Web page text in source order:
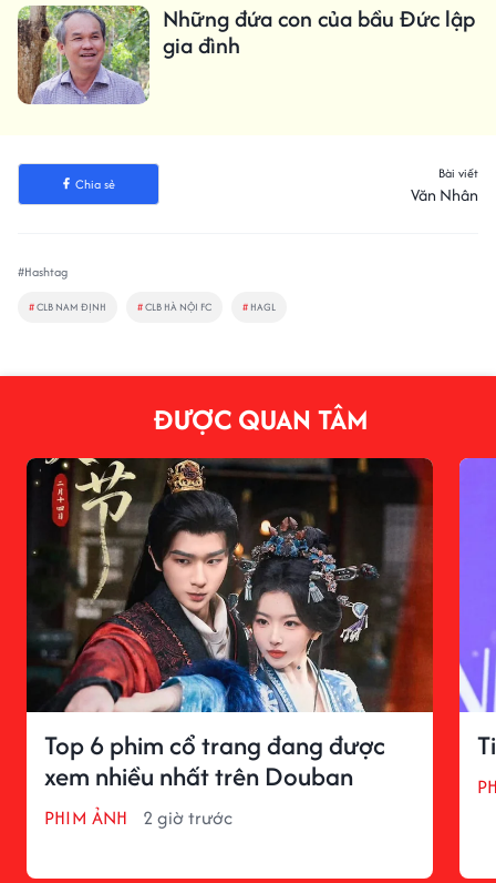
Những đứa con của bầu Đức lập
gia đình
Chia sẻ
Bài viết
Văn Nhân
#Hashtag
#CLB NAM ĐỊNH #CLB HÀ NỘI FC # HAGL
ĐƯỢC QUAN TÂM
Top 6 phim cổ trang đang được
xem nhiều nhất trên Douban
PHIM ẢNH 2 giờ trước